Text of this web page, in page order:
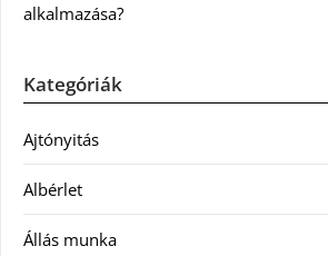
alkalmazása?
Kategóriák
Ajtónyitás
Albérlet
Állás munka